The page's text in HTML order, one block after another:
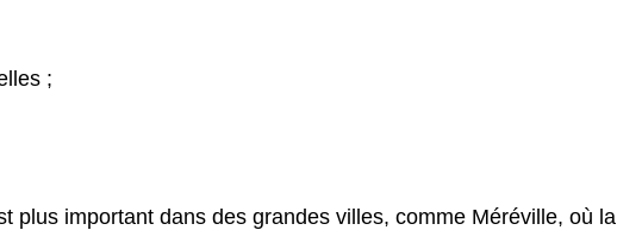
;
plus important dans des grandes villes, comme Méréville, où la